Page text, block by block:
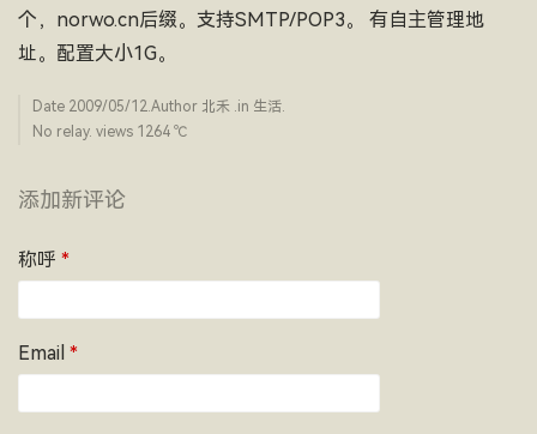
个，norwo.cn后缀。支持SMTP/POP3。 有自主管理地
址。配置大小1G。
Date 2009/05/12.Author 北禾 .in 生活.
No relay. views 1264 ­℃
添加新评论
称呼 *
Email *